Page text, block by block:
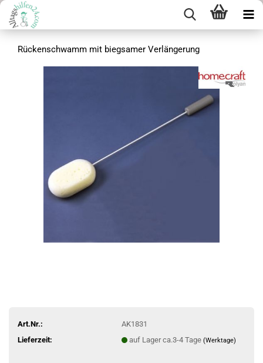
Rückenschwamm mit biegsamer Verlängerung
Art.Nr.:
AK1831
Lieferzeit:
auf Lager ca.3-4 Tage (Werktage)